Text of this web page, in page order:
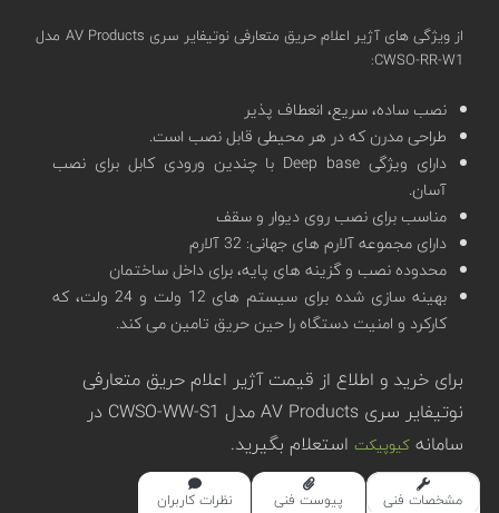
از ویژگی های آژیر اعلام حریق متعارفی نوتیفایر سری AV Products مدل
CWSO-RR-W1:
نصب ساده، سریع، انعطاف پذیر
طراحی مدرن که در هر محیطی قابل نصب است.
دارای ویژگی Deep base با چندین ورودی کابل برای نصب
آسان.
مناسب برای نصب روی دیوار و سقف
دارای مجموعه آلارم های جهانی: 32 آلارم
محدوده نصب و گزینه های پایه، برای داخل ساختمان
بهینه سازی شده برای سیستم های 12 ولت و 24 ولت، که
کارکرد و امنیت دستگاه را حین حریق تامین می کند.
برای خرید و اطلاع از قیمت آژیر اعلام حریق متعارفی
نوتیفایر سری AV Products مدل CWSO-WW-S1 در
سامانهکیوپیکت استعلام بگیرید.
مشخصات فنی پیوست فنی نظرات کاربران